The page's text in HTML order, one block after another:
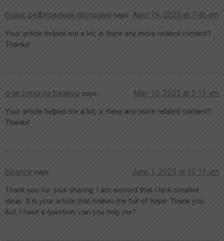
бнанс реферальна програма says: April 19, 2025 at 7:46 am
Your article helped me a lot, is there any more related content?
Thanks!
criar conta na binance says: May 10, 2025 at 3:11 am
Your article helped me a lot, is there any more related content?
Thanks!
binance says: June 1, 2025 at 10:11 am
Thank you for your sharing. I am worried that I lack creative
ideas. It is your article that makes me full of hope. Thank you.
But, I have a question, can you help me?